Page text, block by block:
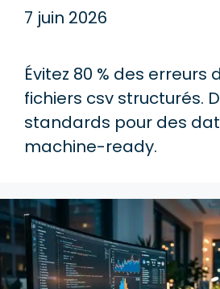
7 juin 2026
Évitez 80 % des erreurs
fichiers csv structurés.
standards pour des
machine-ready.